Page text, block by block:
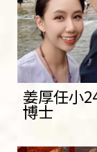
姜厚任小
博士